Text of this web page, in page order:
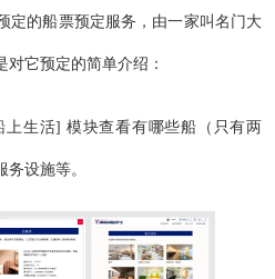
定的船票预定服务，由一家叫名门大
它预定的简单介绍：
生活] 模块查看有哪些船（只有两
设施等。